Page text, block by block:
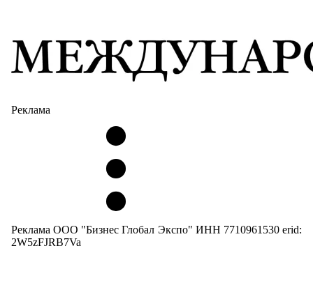
Реклама
Реклама ООО "Бизнес Глобал Экспо" ИНН 7710961530 erid:
2W5zFJRB7Va